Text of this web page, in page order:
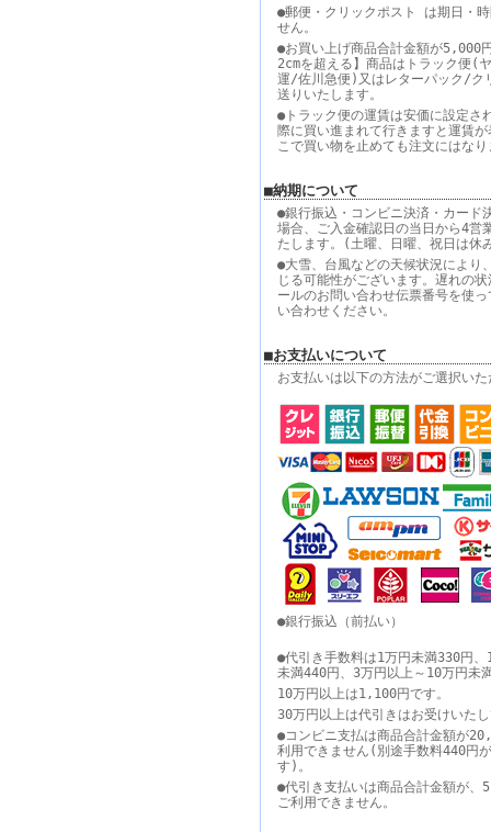
●郵便・クリックポスト は期日・
せん。
●お買い上げ商品合計金額が5,000
2cmを超える】商品はトラック便(
運/佐川急便)又はレターパック/ク
送りいたします。
●トラック便の運賃は安価に設定さ
際に買い進まれて行きますと運賃
こで買い物を止めても注文にはな
■納期について
●銀行振込・コンビニ決済・カード
場合、ご入金確認日の当日から4営
たします。(土曜、日曜、祝日は休
●大雪、台風などの天候状況により
じる可能性がございます。遅れの
ールのお問い合わせ伝票番号を使
い合わせください。
■お支払いについて
お支払いは以下の方法がご選択い
●銀行振込（前払い）
●代引き手数料は1万円未満330円
未満440円、3万円以上～10万円未
10万円以上は1,100円です。
30万円以上は代引きはお受けいた
●コンビニ支払は商品合計金額が
利用できません(別途手数料440円
す)。
●代引き支払いは商品合計金額が、
ご利用できません。